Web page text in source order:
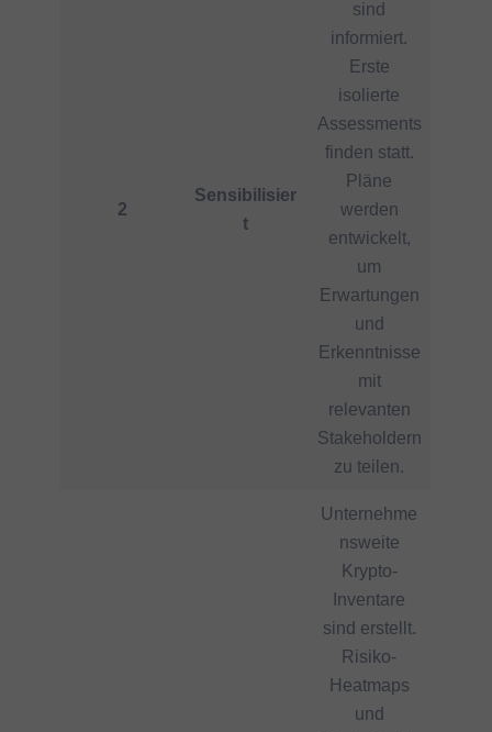
2
Sensibilisier
t
sind
informiert.
Erste
isolierte
Assessments
finden statt.
Pläne
werden
entwickelt,
um
Erwartungen
und
Erkenntnisse
mit
relevanten
Stakeholdern
zu teilen.
Unternehme
nsweite
Krypto-
Inventare
sind erstellt.
Risiko-
Heatmaps
und